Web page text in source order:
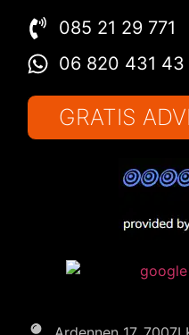
085 21 29 771
06 820 431 43
GRATIS